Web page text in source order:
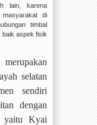
lain, karena
masyarakat di
timbal
baik aspek fisik
selatan
sendiri
dengan
yaitu Kyai